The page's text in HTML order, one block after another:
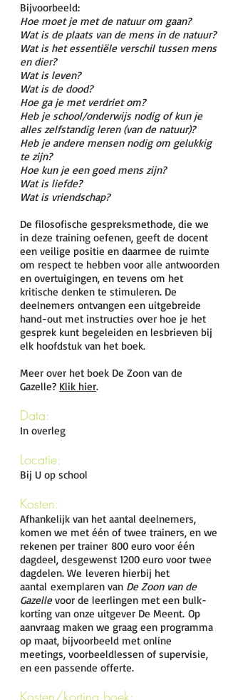
Bijvoorbeeld:
Hoe moet je met de natuur om gaan?
Wat is de plaats van de mens in de natuur?
Wat is het essentiële verschil tussen mens
en dier?
Wat is leven?
Wat is de dood?
Hoe ga je met verdriet om?
Heb je school/onderwijs nodig of kun je
alles zelfstandig leren (van de natuur)?
Heb je andere mensen nodig om gelukkig
te zijn?
Hoe kun je een goed mens zijn?
Wat is liefde?
Wat is vriendschap?
De filosofische gespreksmethode, die we
in deze training oefenen, geeft de docent
een veilige positie en daarmee de ruimte
om respect te hebben voor alle antwoorden
en overtuigingen, en tevens om het
kritische denken te stimuleren. De
deelnemers ontvangen een uitgebreide
hand-out met instructies over hoe je het
gesprek kunt begeleiden en lesbrieven bij
elk hoofdstuk van het boek.
Meer over het boek De Zoon van de
Gazelle? Klik hier.
Data:
​In overleg
Locatie:
Bij U op school​
Kosten:
Afhankelijk van het aantal deelnemers,
komen we met één of twee trainers, en we
rekenen per trainer 800 euro voor één
dagdeel, desgewenst 1200 euro voor twee
dagdelen. We leveren hierbij het
aantal exemplaren van De Zoon van de
Gazellevoor de leerlingen met een bulk-
korting van onze uitgever De Meent. Op
aanvraag maken we graag een programma
op maat, bijvoorbeeld met online
meetings, voorbeeldlessen of supervisie,
en een passende offerte.
Kosten/korting boek: